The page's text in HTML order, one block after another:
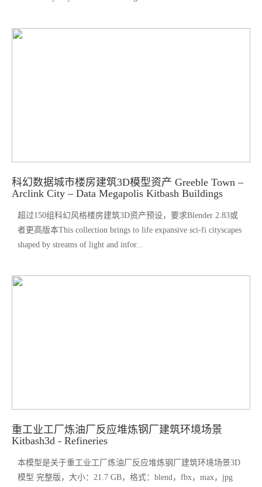
科幻数据城市楼房建筑3D模型资产 Greeble Town –
Arclink City – Data Megapolis Kitbash Buildings
超过150组科幻风格楼房建筑3D资产预设，要求Blender 2.83或
者更高版本This collection brings to life expansive sci-fi cityscapes
shaped by streams of light and infor...
重工业工厂炼油厂反应堆炼钢厂建筑环境场景
Kitbash3d - Refineries
本模型是关于重工业工厂炼油厂反应堆炼钢厂建筑环境场景3D
模型 完整版，大小：21.7 GB，格式：blend，fbx，max，jpg